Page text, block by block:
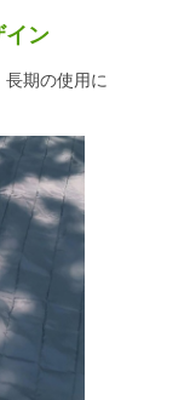
イン
期の使用に